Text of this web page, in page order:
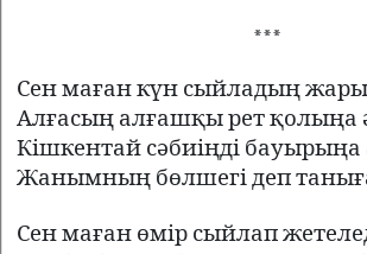
***
Сен маған күн сыйладың
Алғасың алғашқы рет қолыңа
Кішкентай сəбиіңді бауырыңа
Жанымның бөлшегі деп
Сен маған өмір сыйлап